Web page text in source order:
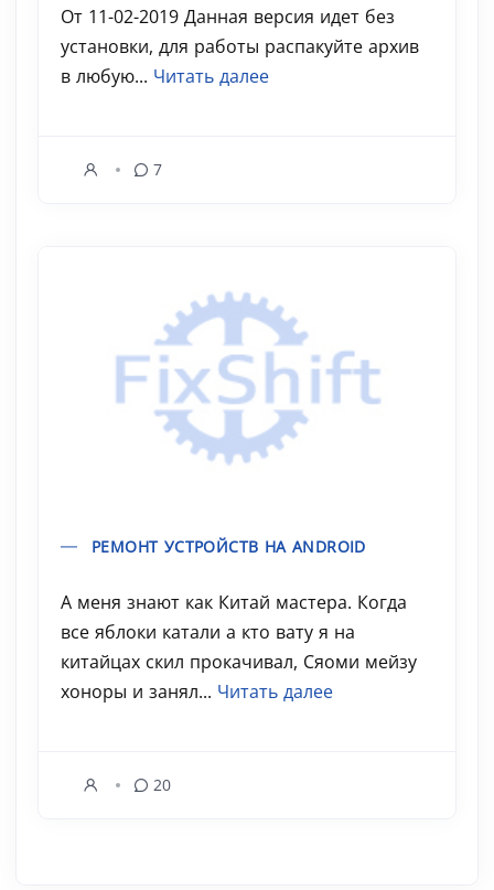
От 11-02-2019 Данная версия идет без
установки, для работы распакуйте архив
в любую... Читать далее
7
РЕМОНТ УСТРОЙСТВ НА ANDROID
А меня знают как Китай мастера. Когда
все яблоки катали а кто вату я на
китайцах скил прокачивал, Сяоми мейзу
хоноры и занял... Читать далее
20